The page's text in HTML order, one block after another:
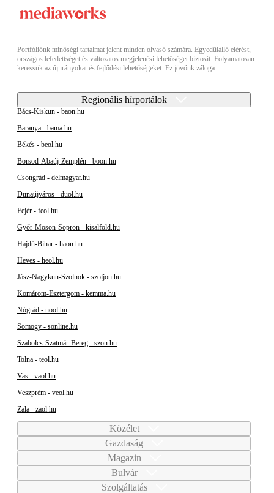
Portfóliónk minőségi tartalmat jelent minden olvasó számára. Egyedülálló elérést,
országos lefedettséget és változatos megjelenési lehetőséget biztosít. Folyamatosan
keressük az új irányokat és fejlődési lehetőségeket. Ez jövőnk záloga.
Regionális hírportálok
Bács-Kiskun - baon.hu
Baranya - bama.hu
Békés - beol.hu
Borsod-Abaúj-Zemplén - boon.hu
Csongrád - delmagyar.hu
Dunaújváros - duol.hu
Fejér - feol.hu
Győr-Moson-Sopron - kisalfold.hu
Hajdú-Bihar - haon.hu
Heves - heol.hu
Jász-Nagykun-Szolnok - szoljon.hu
Komárom-Esztergom - kemma.hu
Nógrád - nool.hu
Somogy - sonline.hu
Szabolcs-Szatmár-Bereg - szon.hu
Tolna - teol.hu
Vas - vaol.hu
Veszprém - veol.hu
Zala - zaol.hu
Közélet
Gazdaság
Magazin
Bulvár
Szolgáltatás